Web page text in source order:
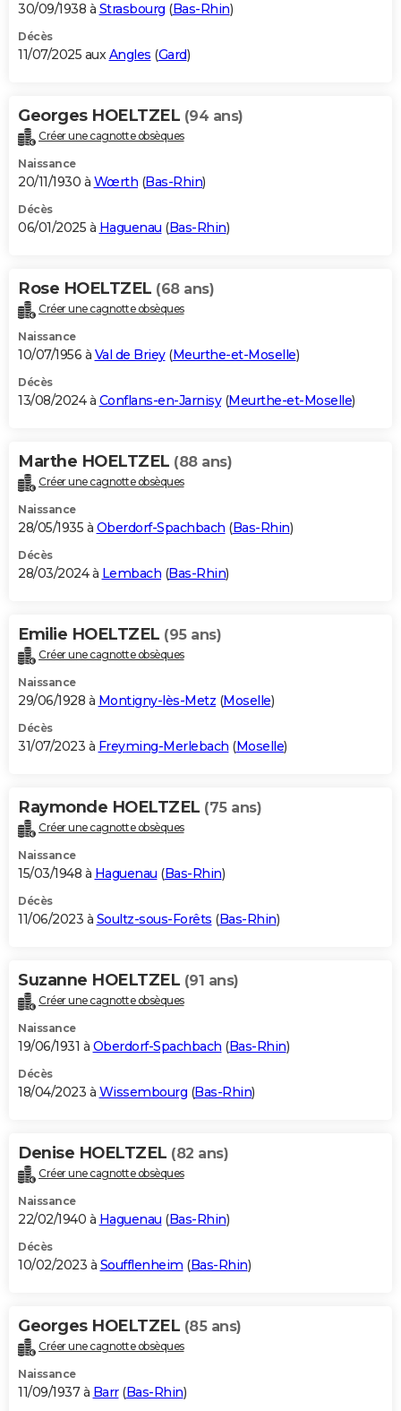
30/09/1938 à Strasbourg (Bas-Rhin)
Décès
11/07/2025 auxAngles (Gard)
Georges HOELTZEL (94 ans)
Créer une cagnotte obsèques
Naissance
20/11/1930 à Wœrth (Bas-Rhin)
Décès
06/01/2025 à Haguenau (Bas-Rhin)
Rose HOELTZEL (68 ans)
Créer une cagnotte obsèques
Naissance
10/07/1956 à Val de Briey(Meurthe-et-Moselle)
Décès
13/08/2024 à Conflans-en-Jarnisy(Meurthe-et-Moselle)
Marthe HOELTZEL (88 ans)
Créer une cagnotte obsèques
Naissance
28/05/1935 à Oberdorf-Spachbach (Bas-Rhin)
Décès
28/03/2024 à Lembach (Bas-Rhin)
Emilie HOELTZEL (95 ans)
Créer une cagnotte obsèques
Naissance
29/06/1928 à Montigny-lès-Metz (Moselle)
Décès
31/07/2023 à Freyming-Merlebach (Moselle)
Raymonde HOELTZEL (75 ans)
Créer une cagnotte obsèques
Naissance
15/03/1948 à Haguenau (Bas-Rhin)
Décès
11/06/2023 à Soultz-sous-Forêts (Bas-Rhin)
Suzanne HOELTZEL (91 ans)
Créer une cagnotte obsèques
Naissance
19/06/1931 à Oberdorf-Spachbach (Bas-Rhin)
Décès
18/04/2023 à Wissembourg (Bas-Rhin)
Denise HOELTZEL (82 ans)
Créer une cagnotte obsèques
Naissance
22/02/1940 à Haguenau (Bas-Rhin)
Décès
10/02/2023 à Soufflenheim (Bas-Rhin)
Georges HOELTZEL (85 ans)
Créer une cagnotte obsèques
Naissance
11/09/1937 à Barr(Bas-Rhin)